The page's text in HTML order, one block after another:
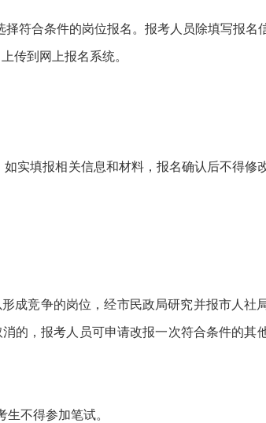
合条件的岗位报名。报考人员除填写报名
传到网上报名系统。
填报相关信息和材料，报名确认后不得修
竞争的岗位，经市民政局研究并报市人社
的，报考人员可申请改报一次符合条件的其
不得参加笔试。